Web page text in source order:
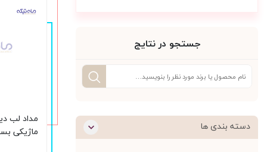
جستجو در نتایج
دسته بندی ها
مداد لب
ماژیکی